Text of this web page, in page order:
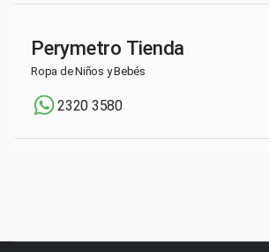
Perymetro Tienda
Ropa de Niños y Bebés
2320 3580